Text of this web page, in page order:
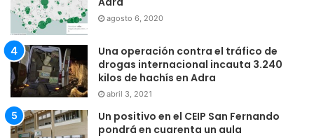
agosto 6, 2020
Una operación contra el tráfico de
drogas internacional incauta 3.240
kilos de hachís en Adra
abril 3, 2021
Un positivo en el CEIP San Fernando
pondrá en cuarenta un aula